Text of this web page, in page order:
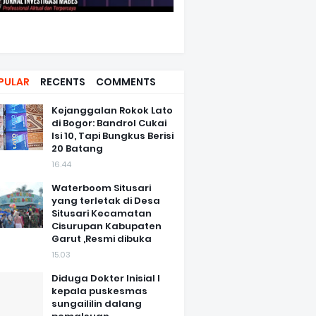
RECENTS COMMENTS
Kejanggalan Rokok Lato
di Bogor: Bandrol Cukai
Isi 10, Tapi Bungkus Berisi
20 Batang
16.44
Waterboom Situsari
yang terletak di Desa
Situsari Kecamatan
Cisurupan Kabupaten
Garut ,Resmi dibuka
15.03
Diduga Dokter Inisial I
kepala puskesmas
sungaililin dalang